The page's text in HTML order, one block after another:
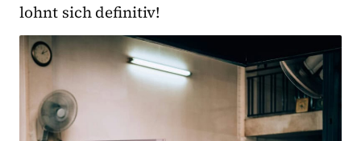
lohnt sich definitiv!